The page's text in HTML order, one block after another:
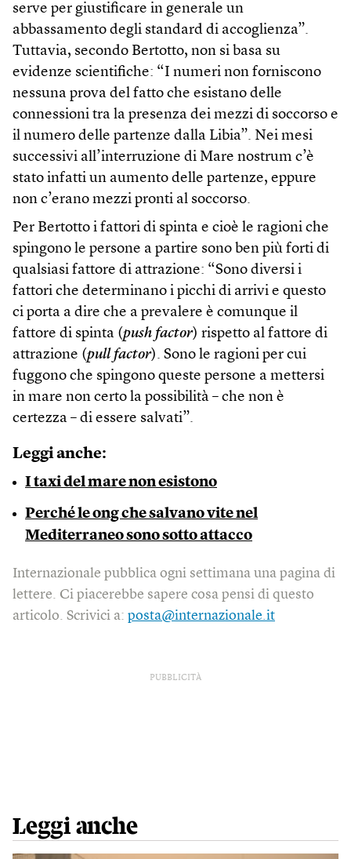
serve per giustificare in generale un
abbassamento degli standard di accoglienza”.
Tuttavia, secondo Bertotto, non si basa su
evidenze scientifiche: “I numeri non forniscono
nessuna prova del fatto che esistano delle
connessioni tra la presenza dei mezzi di soccorso e
il numero delle partenze dalla Libia”. Nei mesi
successivi all’interruzione di Mare nostrum c’è
stato infatti un aumento delle partenze, eppure
non c’erano mezzi pronti al soccorso.
Per Bertotto i fattori di spinta e cioè le ragioni che
spingono le persone a partire sono ben più forti di
qualsiasi fattore di attrazione: “Sono diversi i
fattori che determinano i picchi di arrivi e questo
ci porta a dire che a prevalere è comunque il
fattore di spinta (push factor) rispetto al fattore di
attrazione (pull factor). Sono le ragioni per cui
fuggono che spingono queste persone a mettersi
in mare non certo la possibilità – che non è
certezza – di essere salvati”.
Leggi anche:
I taxi del mare non esistono
Perché le ong che salvano vite nel
Mediterraneo sono sotto attacco
Internazionale pubblica ogni settimana una pagina di
lettere. Ci piacerebbe sapere cosa pensi di questo
articolo. Scrivici a: posta@internazionale.it
PUBBLICITÀ
Leggi anche